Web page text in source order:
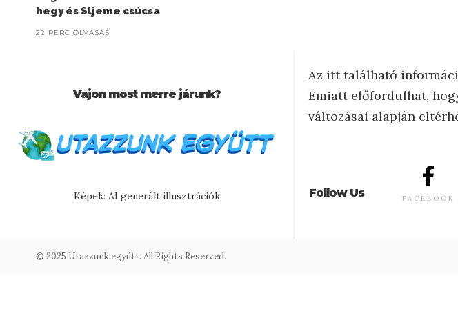
hegy és Sljeme csúcsa
22 PERC OLVASÁS
Vajon most merre járunk?
Képek: AI generált illusztrációk
Az itt található
Emiatt előfordulhat,
változásai alapján
Follow Us FACEBOOK
© 2025 Utazzunk együtt. All Rights Reserved.